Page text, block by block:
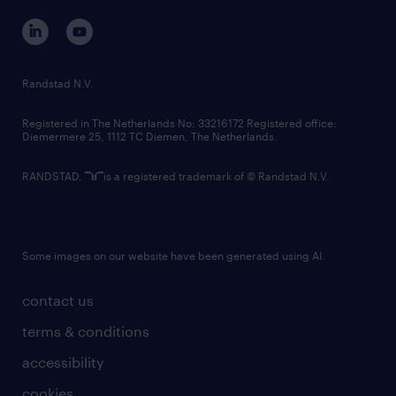
corporate governance
randstad innovation fund
country websites
contact us
terms & conditions
accessibility
Randstad N.V.
Registered in The Netherlands No: 33216172 Registered office:
Diemermere 25, 1112 TC Diemen, The Netherlands.
RANDSTAD, is a registered trademark of © Randstad N.V.
Some images on our website have been generated using AI.